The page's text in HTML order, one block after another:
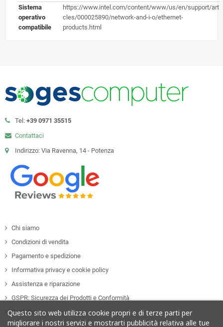
Sistema
operativo
compatibile
https://www.intel.com/content/www/us/en/support/art
cles/000025890/network-and-i-o/ethernet-
products.html
Tel: +39 0971 35515
Contattaci
Indirizzo: Via Ravenna, 14 - Potenza
Chi siamo
Condizioni di vendita
Pagamento e spedizione
Informativa privacy e cookie policy
Assistenza e riparazione
GSPR: Sicurezza dei Prodotti e Conformità
Contattaci
Questo sito web utilizza cookie propri e di terze parti per
migliorare i nostri servizi e mostrarti pubblicità relativa alle tue